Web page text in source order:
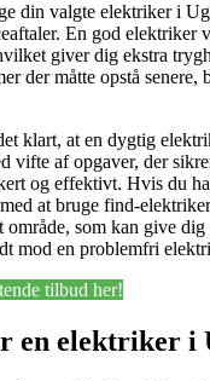
din valgte elektriker i
En god elektriker
giver dig ekstra
der måtte opstå senere,
klart, at en dygtig
vifte af opgaver, der
og effektivt. Hvis du
at bruge find-
område, som kan give
mod en problemfri
tilbud her!
en elektriker i